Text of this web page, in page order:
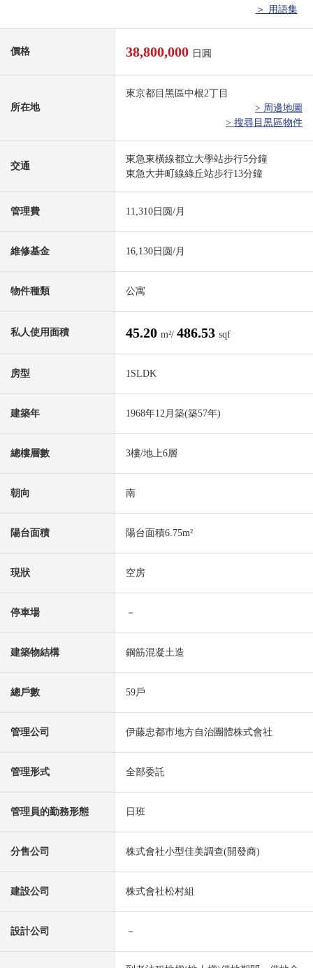
＞ 用語集
價格 38,800,000 日圓
所在地
東京都目黑區中根2丁目
> 周邊地圖
> 搜尋目黒區物件
交通
東急東橫線都立大學站步行5分鐘
東急大井町線綠丘站步行13分鐘
管理費 11,310日圆/月
維修基金 16,130日圆/月
物件種類 公寓
私人使用面積 45.20 m²/ 486.53 sqf
房型 1SLDK
建築年 1968年12月築(築57年)
總樓層數 3樓/地上6層
朝向 南
陽台面積 陽台面積6.75m²
現狀 空房
停車場 －
建築物結構 鋼筋混凝土造
總戶數 59戶
管理公司 伊藤忠都市地方自治團體株式會社
管理形式 全部委託
管理員的勤務形態 日班
分售公司 株式會社小型佳美調查(開發商)
建設公司 株式會社松村組
設計公司 －